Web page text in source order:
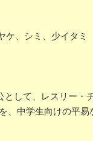
、シミ、少イタミ
して、レスリー・
、中学生向けの平易